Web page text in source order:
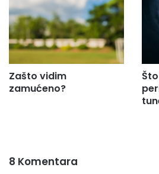
Zašto vidim
zamućeno?
8 Komentara